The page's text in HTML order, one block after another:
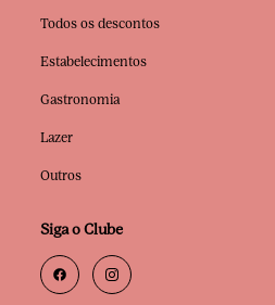
Todos os descontos
Estabelecimentos
Gastronomia
Lazer
Outros
Siga o Clube